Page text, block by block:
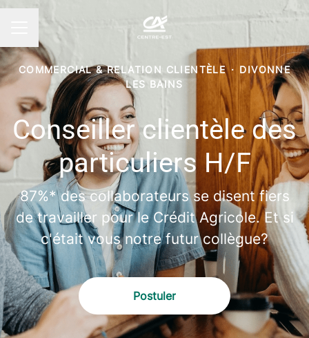
MENU CARRIÈRE
COMMERCIAL & RELATION CLIENTÈLE · DIVONNE
LES BAINS
Conseiller clientèle des
particuliers H/F
87%* des collaborateurs se disent fiers
de travailler pour le Crédit Agricole. Et si
c'était vous notre futur collègue?
Postuler